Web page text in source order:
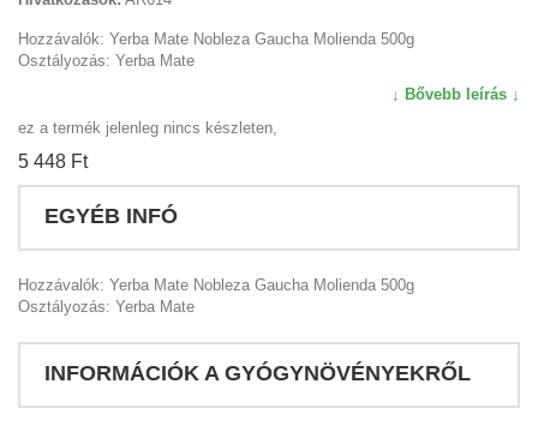
Hozzávalók: Yerba Mate Nobleza Gaucha Molienda 500g
Osztályozás: Yerba Mate
↓ Bővebb leírás ↓
ez a termék jelenleg nincs készleten,
5 448 Ft‎
EGYÉB INFÓ
Hozzávalók: Yerba Mate Nobleza Gaucha Molienda 500g
Osztályozás: Yerba Mate
INFORMÁCIÓK A GYÓGYNÖVÉNYEKRŐL